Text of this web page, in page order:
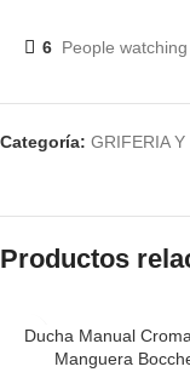
6 People
Categoría: GRIFERIA
Productos
Ducha Manual
Manguera